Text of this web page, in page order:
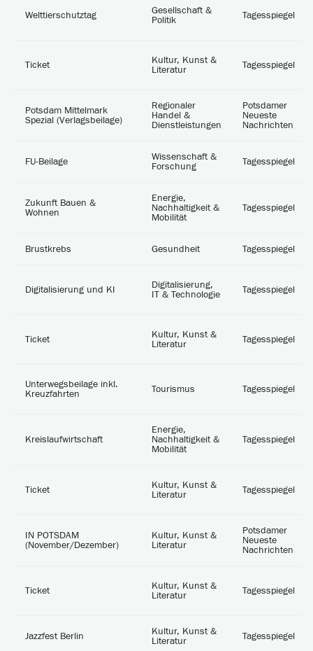
Welttierschutztag
Gesellschaft &
Politik
Tagesspiegel
Ticket
Kultur, Kunst &
Literatur
Tagesspiegel
Potsdam Mittelmark
Spezial (Verlagsbeilage)
Regionaler
Handel &
Dienstleistungen
Potsdamer
Neueste
Nachrichten
FU-Beilage
Wissenschaft &
Forschung
Tagesspiegel
Zukunft Bauen &
Wohnen
Energie,
Nachhaltigkeit &
Mobilität
Tagesspiegel
Brustkrebs Gesundheit Tagesspiegel
Digitalisierung und KI
Digitalisierung,
IT & Technologie
Tagesspiegel
Ticket
Kultur, Kunst &
Literatur
Tagesspiegel
Unterwegsbeilage inkl.
Kreuzfahrten
Tourismus Tagesspiegel
Kreislaufwirtschaft
Energie,
Nachhaltigkeit &
Mobilität
Tagesspiegel
Ticket
Kultur, Kunst &
Literatur
Tagesspiegel
IN POTSDAM
(November/Dezember)
Kultur, Kunst &
Literatur
Potsdamer
Neueste
Nachrichten
Ticket
Kultur, Kunst &
Literatur
Tagesspiegel
Jazzfest Berlin
Kultur, Kunst &
Literatur
Tagesspiegel